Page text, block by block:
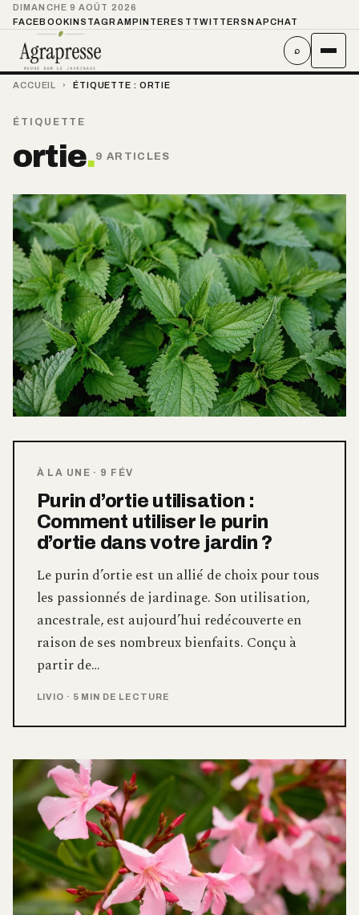
DIMANCHE 9 AOÛT 2026
FACEBOOKINSTAGRAMPINTEREST TWITTER SNAPCHAT
⌕
ACCUEIL › ÉTIQUETTE : ORTIE
ÉTIQUETTE
ortie.9 ARTICLES
À LA UNE · 9 FÉV
Purin d’ortie utilisation :
Comment utiliser le purin
d’ortie dans votre jardin ?
Le purin d’ortie est un allié de choix pour tous
les passionnés de jardinage. Son utilisation,
ancestrale, est aujourd’hui redécouverte en
raison de ses nombreux bienfaits. Conçu à
partir de…
LIVIO · 5 MIN DE LECTURE